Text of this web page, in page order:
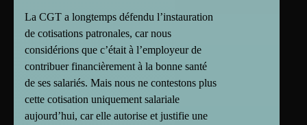
La CGT a longtemps défendu l’instauration
de cotisations patronales, car nous
considérions que c’était à l’employeur de
contribuer financièrement à la bonne santé
de ses salariés. Mais nous ne contestons plus
cette cotisation uniquement salariale
aujourd’hui, car elle autorise et justifie une